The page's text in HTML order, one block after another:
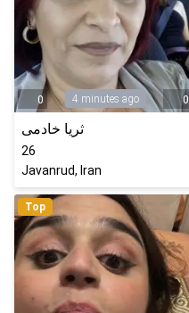
0 4 minutes ago 0
ثریا خادمی
26
Javanrud, Iran
Top